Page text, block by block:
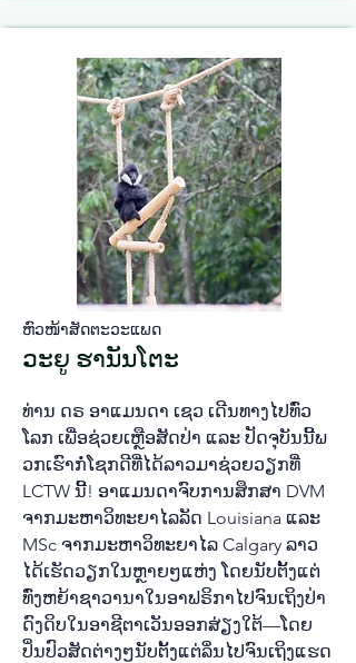
ຫົວ​ໜ້າ​ສັດ​ຕະ​ວະ​ແພດ​
ວະ​ຍູ ຮາ​ນັນ​ໂຕະ
ທ່ານ ດ​ຣ ອາ​ແມນດາ ເຊວ ເດີນ​ທາງ​ໄປ​ທົ່ວ​
ໂລກ ເພື່ອ​ຊ່ວຍ​ເຫຼືອ​ສັດ​ປ່າ ແລະ ປັດ​ຈຸ​ບັນ​ນີ້​ພ​
ວກ​ເຮົາ​ກໍ່​ໂຊກ​ດີ​ທີ່​ໄດ້​ລາວ​ມາ​ຊ່ວຍ​ວຽກ​ທີ່
LCTW ນີ້! ອາ​ແມນ​ດາ​ຈົບ​ການ​ສຶກ​ສາ DVM
ຈາກ​ມະ​ຫາ​ວິ​ທະ​ຍາ​ໄລ​ລັດ Louisiana ແລະ
MSc ຈາກ​ມະ​ຫາ​ວິ​ທະ​ຍາ​ໄລ Calgary ລາວ​
ໄດ້​ເຮັດ​ວຽກ​ໃນ​ຫຼາຍໆ​ແຫ່ງ ໂດຍ​ນັບ​ຕັ້ງ​ແຕ່​
ທົ່ງ​ຫຍ້າ​ຊາ​ວາ​ນາ​ໃນ​ອາ​ຟ​ຣິ​ກາ​ໄປ​ຈົນ​ເຖິງ​ປ່າ​
ດົງ​ດິບ​ໃນ​ອາ​ຊີ​ຕາ​ເວັນ​ອອກ​ສ່ຽງ​ໃຕ້—ໂດຍ​
ປິ່ນ​ປົວ​ສັດ​ຕ່າງໆ​ນັບ​ຕັ້ງ​ແຕ່​ລິ່ນ​ໄປ​ຈົນ​ເຖິງ​ແຮດ